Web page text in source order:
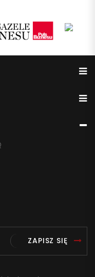
ZAPISZ SIĘ